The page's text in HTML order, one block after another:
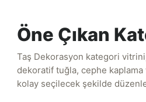
Öne Çıkan
Taş Dekorasyon kategori
dekoratif tuğla, cephe
kolay seçilecek şekilde